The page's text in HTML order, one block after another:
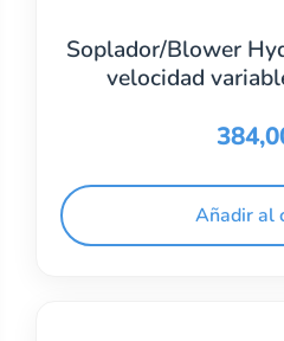
Soplador/Blower HydroAir
velocidad
Añadir al